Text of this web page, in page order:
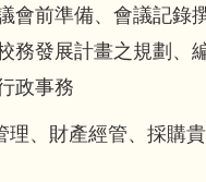
會前準備、會議記錄
務發展計畫之規劃、
政事務
理、財產經管、採購